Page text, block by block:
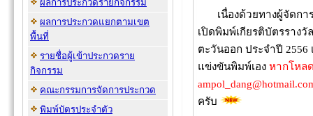
ผลการประกวดรายกิจกรรม
ผลการประกวดแยกตามเขต
พื้นที่
รายชื่อผู้เข้าประกวดราย
กิจกรรม
คณะกรรมการจัดการประกวด
พิมพ์บัตรประจำตัว
เนื่องด้วยทางผู้จัดกา
เปิดพิมพ์เกียรติบัตรราง
ตะวันออก ประจำปี
แข่งขันพิมพ์เอง หากโหล
ครับ